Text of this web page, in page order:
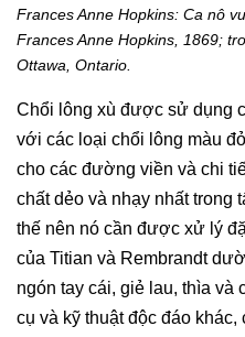
Frances Anne Hopkins: Ca nô
Frances Anne Hopkins, 1869;
Ottawa, Ontario.
Chổi lông xù được sử dụng
với các loại chổi lông màu
cho các đường viền và chi
chất dẻo và nhạy nhất trong
thế nên nó cần được xử lý
của Titian và Rembrandt
ngón tay cái, giẻ lau, thìa và
cụ và kỹ thuật độc đáo khác,